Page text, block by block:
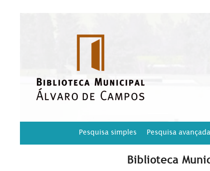
Pesquisa simples Pesquisa avançada
Biblioteca